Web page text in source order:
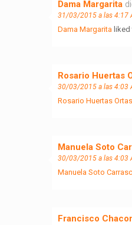
Dama Margarita
31/03/2015 a las 4:17
Dama Margarita
Rosario Huertas
30/03/2015 a las 4:03
Rosario Huertas Ortas
Manuela Soto
30/03/2015 a las 4:03
Manuela Soto
Francisco